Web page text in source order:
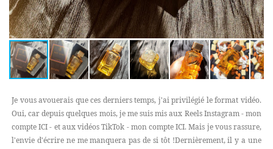
Je vous avouerais que ces derniers temps, j'ai privilégié le format vidéo.
Oui, car depuis quelques mois, je me suis mis aux Reels Instagram - mon
compte ICI - et aux vidéos TikTok - mon compte ICI. Mais je vous rassure,
l'envie d'écrire ne me manquera pas de si tôt !Dernièrement, il y a une